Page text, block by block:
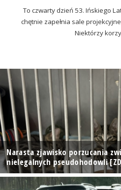
To czwarty dzień 53. Ińskiego
chętnie zapełnia sale
Niektórzy
Narasta zjawisko porzucania
nielegalnych pseudohodowli